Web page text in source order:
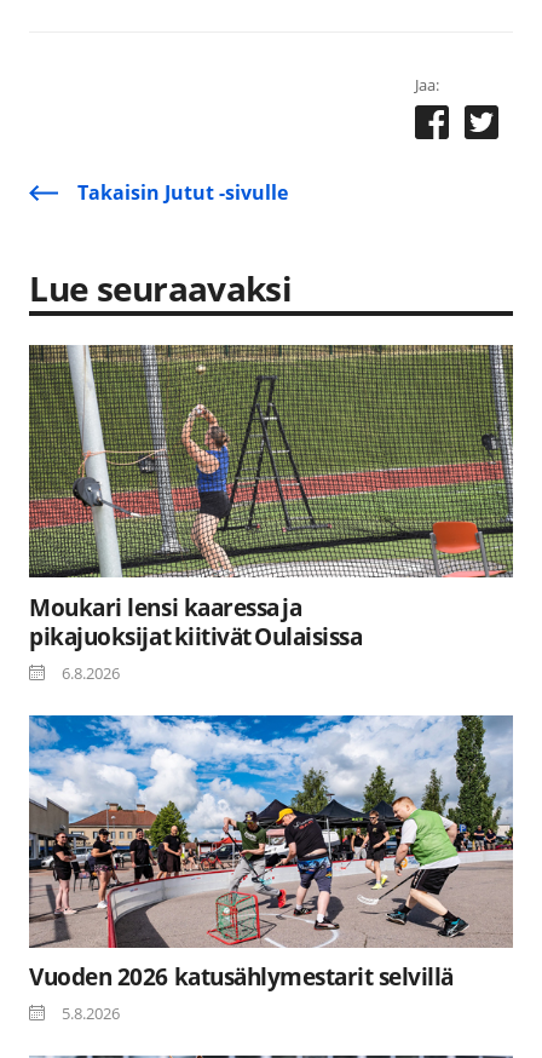
Jaa:
Takaisin Jutut -sivulle
Lue seuraavaksi
Moukari lensi kaaressa ja
pikajuoksijat kiitivät Oulaisissa
6.8.2026
Vuoden 2026 katusählymestarit selvillä
5.8.2026